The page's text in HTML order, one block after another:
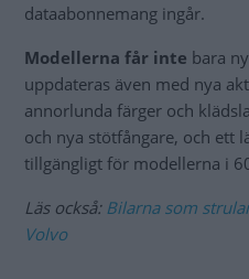
dataabonnemang ingår.
Modellerna får inte bara
uppdateras även med nya
annorlunda färger och
och nya stötfångare, och
tillgängligt för modellerna i
Läs också: Bilarna som
Volvo